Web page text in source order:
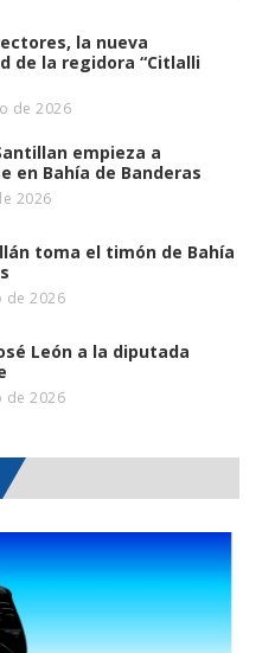
la nueva
de la regidora “Citlalli
de 2026
empieza a
en Bahía de Banderas
2026
toma el timón de Bahía
de 2026
León a la diputada
de 2026